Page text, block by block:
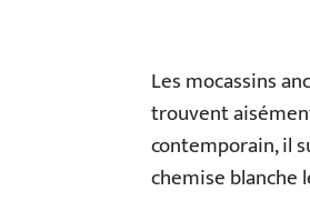
Les mocassins
trouvent
contemporain, il
chemise blanche